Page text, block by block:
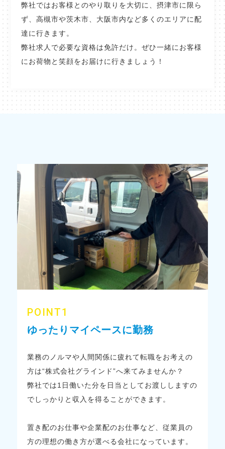
弊社ではお客様とのやり取りを大切に、摂津市に限ら
ず、高槻市や茨木市、大阪市内など多くのエリアに配
達に行きます。
弊社求人で必要な資格は免許だけ。ぜひ一緒にお客様
にお荷物と笑顔をお届けに行きましょう！
POINT1
ゆったりマイペースに勤務
業務のノルマや人間関係に疲れて転職をお考えの
方は“株式会社グラインド”へ来てみませんか？
弊社では1日働いた分を日当としてお渡ししますの
でしっかりと収入を得ることができます。
置き配のお仕事や企業配のお仕事など、従業員の
方の理想の働き方が選べる会社になっています。